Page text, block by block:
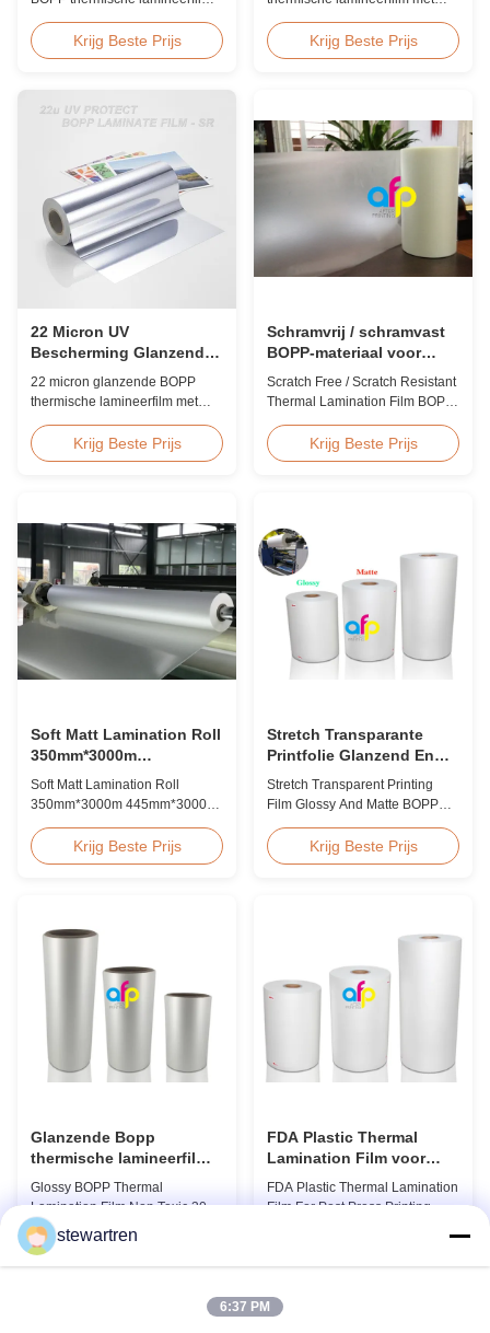
coronabehandeling,
aangepaste breedte van 360
voor industrieel lamineren na
slijtvastheid.
Krijg Beste Prijs
maximale breedte van 2200
mm, hoge treksterkte ≥150 MPa,
Krijg Beste Prijs
22 Micron UV
Bescherming Glanzende
BOPP Laminate Film
Krasbestendig
22 micron glanzende BOPP
thermische lamineerfilm met
krasbestendige harde coating,
2000 mm breed en ≥92%
weergavetoepassingen.
Krijg Beste Prijs
Schramvrij / schramvast
BOPP-materiaal voor
thermische laminatie
Scratch Free / Scratch Resistant
Thermal Lamination Film BOPP
scratch thermal lamination film
(also known as scratch free
film features scratch resistant
coating on one ...
Krijg Beste Prijs
Soft Matt Lamination Roll
350mm*3000m
445mm*3000m Meerdere
extrusie
Soft Matt Lamination Roll
350mm*3000m 445mm*3000m
Professional Glossy Matt Film
Lamination Roll Manufacturer
rolls, we have been producing
high-quality products since
2008. We utilize 8 ...
Krijg Beste Prijs
Stretch Transparante
Printfolie Glanzend En
Mat BOPP EVA
Stretch Transparent Printing
Film Glossy And Matte BOPP
toxic, pollution-free, high
transparency and gloss, low
product is mainly used for the
making, adhesive ...
Krijg Beste Prijs
Glanzende Bopp
thermische lamineerfilm,
niet-toxisch 300-4000m
Glossy BOPP Thermal
Lamination Film Non Toxic 300-
4000m Factory Price Glossy
BOPP Film For Thermal
Lamination Non-toxic, pollution-
FDA Plastic Thermal
Lamination Film voor
postpressedruk Laminat
FDA Plastic Thermal Lamination
Film For Post Press Printing
for Post-press Printing Laminate
Parameter Specification
stewartren
6:37 PM